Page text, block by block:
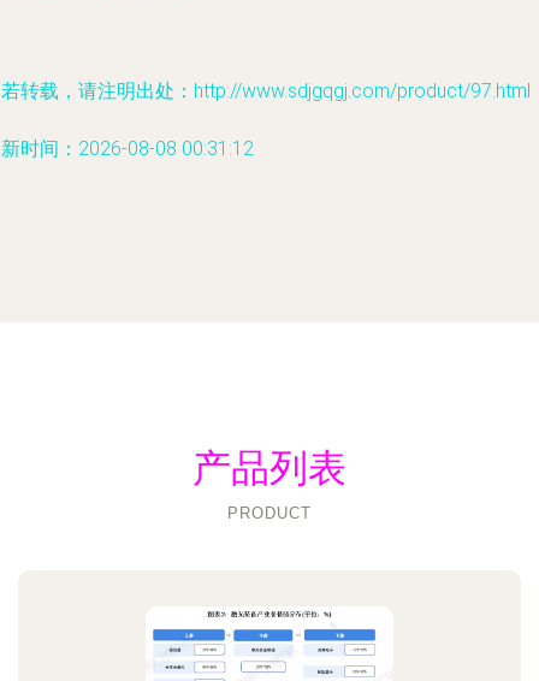
转载，请注明出处：http://www.sdjgqgj.com/product/97.html
时间：2026-08-08 00:31:12
产品列表
PRODUCT